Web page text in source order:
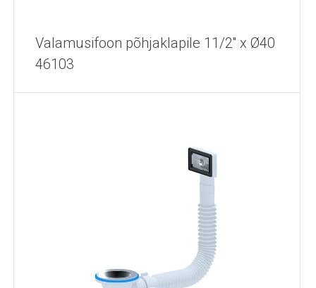
Valamusifoon põhjaklapile 11/2'' x Ø40
46103